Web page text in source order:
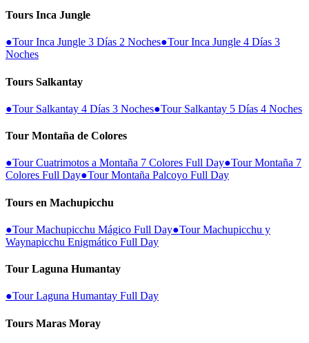
Tours Inca Jungle
●Tour Inca Jungle 3 Días 2 Noches●Tour Inca Jungle 4 Días 3
Noches
Tours Salkantay
●Tour Salkantay 4 Días 3 Noches●Tour Salkantay 5 Días 4 Noches
Tour Montaña de Colores
●Tour Cuatrimotos a Montaña 7 Colores Full Day●Tour Montaña 7
Colores Full Day●Tour Montaña Palcoyo Full Day
Tours en Machupicchu
●Tour Machupicchu Mágico Full Day●Tour Machupicchu y
Waynapicchu Enigmático Full Day
Tour Laguna Humantay
●Tour Laguna Humantay Full Day
Tours Maras Moray